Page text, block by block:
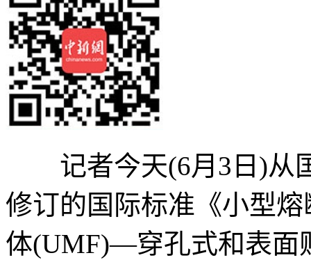
记者今天(6月3日)从
修订的国际标准《小型
体(UMF)—穿孔式和表面